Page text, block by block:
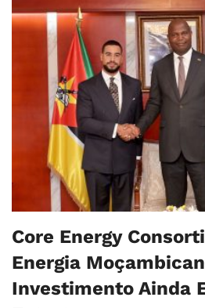
Core Energy
Energia
Investimento Ainda